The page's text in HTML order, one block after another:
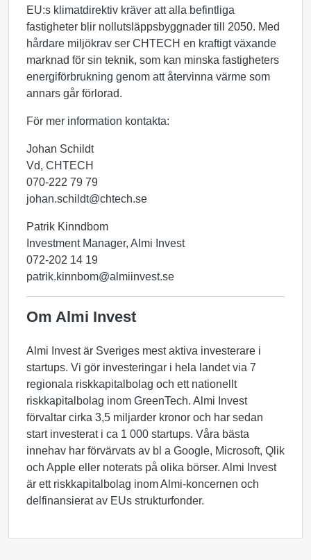
EU:s klimatdirektiv kräver att alla befintliga
fastigheter blir nollutsläppsbyggnader till 2050. Med
hårdare miljökrav ser CHTECH en kraftigt växande
marknad för sin teknik, som kan minska fastigheters
energiförbrukning genom att återvinna värme som
annars går förlorad.
För mer information kontakta:
Johan Schildt
Vd, CHTECH
070-222 79 79
johan.schildt@chtech.se
Patrik Kinndbom
Investment Manager, Almi Invest
072-202 14 19
patrik.kinnbom@almiinvest.se
Om Almi Invest
Almi Invest är Sveriges mest aktiva investerare i
startups. Vi gör investeringar i hela landet via 7
regionala riskkapitalbolag och ett nationellt
riskkapitalbolag inom GreenTech. Almi Invest
förvaltar cirka 3,5 miljarder kronor och har sedan
start investerat i ca 1 000 startups. Våra bästa
innehav har förvärvats av bl a Google, Microsoft, Qlik
och Apple eller noterats på olika börser. Almi Invest
är ett riskkapitalbolag inom Almi-koncernen och
delfinansierat av EUs strukturfonder.